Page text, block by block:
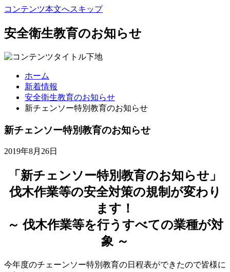
コンテンツ本文へスキップ
安全衛生教育のお知らせ
ホーム
新着情報
安全衛生教育のお知らせ
新チェンソー特別教育のお知らせ
新チェンソー特別教育のお知らせ
2019年8月26日
「新チェンソー特別教育のお知らせ」
伐木作業等の安全対策の規制が変わり
ます！
～ 伐木作業等を行うすべての業種が対
象 ～
今年度のチェーンソー特別教育の日程表ができたので皆様に